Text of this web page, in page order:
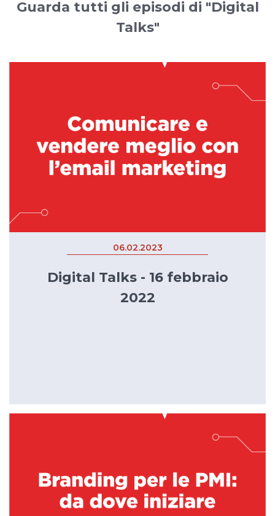
Guarda tutti gli episodi di "Digital
Talks"
06.02.2023
Digital Talks - 16 febbraio
2022